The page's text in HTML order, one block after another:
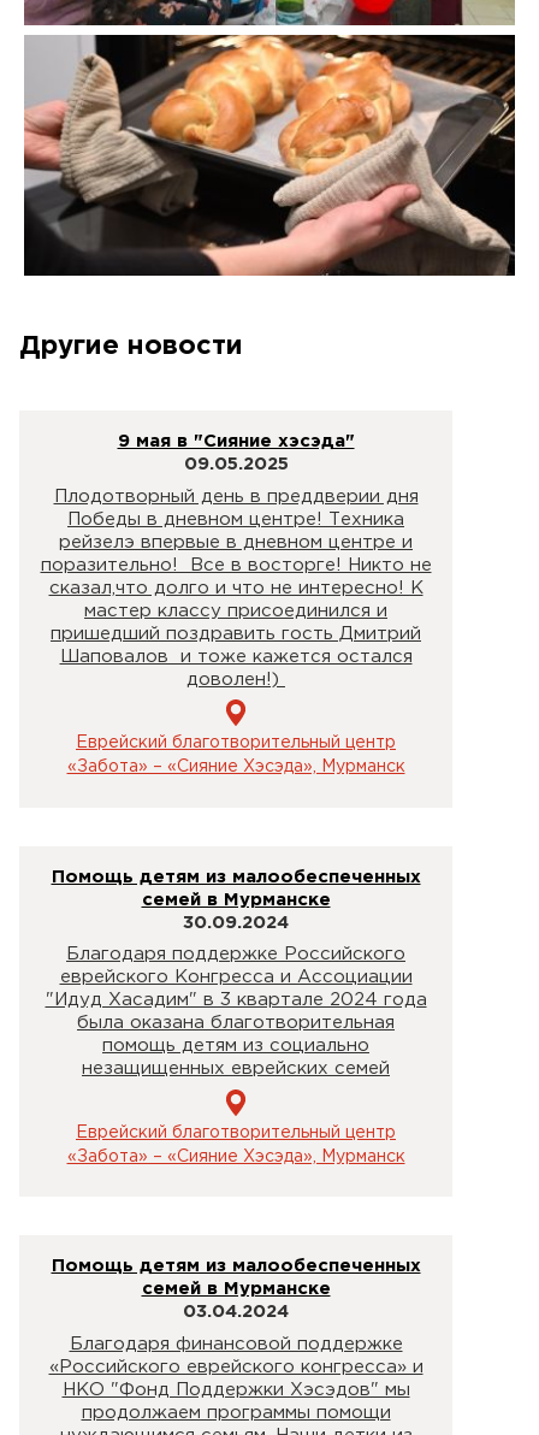
Другие новости
9 мая в "Сияние хэсэда"
09.05.2025
Плодотворный день в преддверии дня
Победы в дневном центре! Техника
рейзелэ впервые в дневном центре и
поразительно! Все в восторге! Никто не
сказал,что долго и что не интересно! К
мастер классу присоединился и
пришедший поздравить гость Дмитрий
Шаповалов и тоже кажется остался
доволен!)
Еврейский благотворительный центр
«Забота» – «Сияние Хэсэда», Мурманск
Помощь детям из малообеспеченных
семей в Мурманске
30.09.2024
Благодаря поддержке Российского
еврейского Конгресса и Ассоциации
"Идуд Хасадим" в 3 квартале 2024 года
была оказана благотворительная
помощь детям из социально
незащищенных еврейских семей
Еврейский благотворительный центр
«Забота» – «Сияние Хэсэда», Мурманск
Помощь детям из малообеспеченных
семей в Мурманске
03.04.2024
Благодаря финансовой поддержке
«Российского еврейского конгресса» и
НКО "Фонд Поддержки Хэсэдов" мы
продолжаем программы помощи